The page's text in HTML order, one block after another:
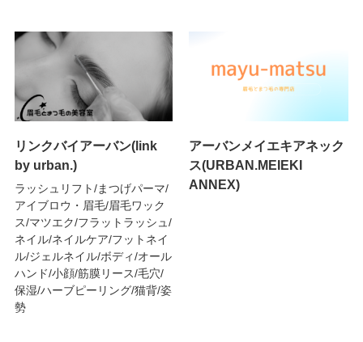
リンクバイアーバン(link
by urban.)
ラッシュリフト/まつげパーマ/
アイブロウ・眉毛/眉毛ワック
ス/マツエク/フラットラッシュ/
ネイル/ネイルケア/フットネイ
ル/ジェルネイル/ボディ/オール
ハンド/小顔/筋膜リース/毛穴/
保湿/ハーブピーリング/猫背/姿
勢
アーバンメイエキアネック
ス(URBAN.MEIEKI
ANNEX)